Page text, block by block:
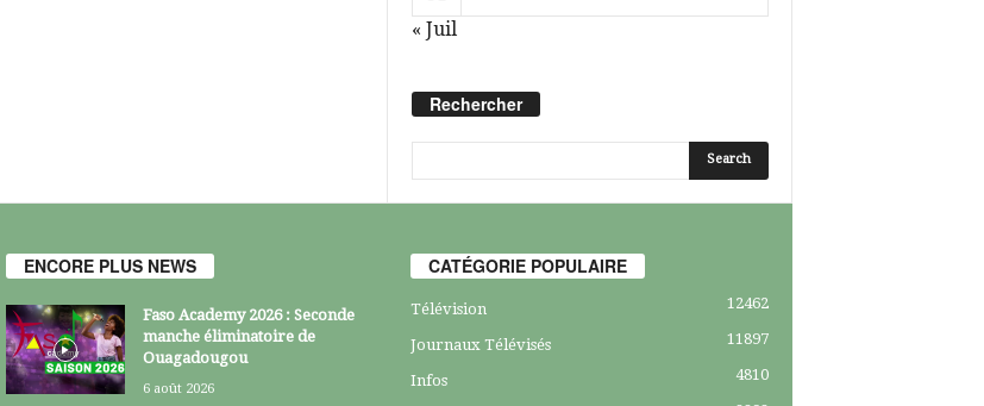
« Juil
Rechercher
ENCORE PLUS NEWS
Faso Academy 2026 : Seconde
manche éliminatoire de
Ouagadougou
6 août 2026
CATÉGORIE POPULAIRE
Télévision 12462
Journaux Télévisés 11897
Infos
4810